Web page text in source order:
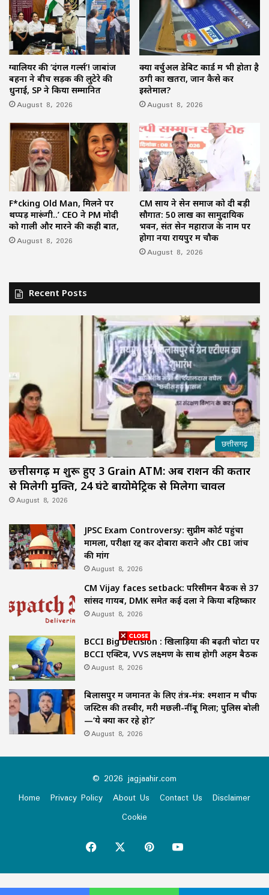
ग्वालियर की ‘दंगल गर्ल्स’! जाबांज
बहनों ने बीच सड़क की लुटेरे की
धुनाई, SP ने किया सम्मानित
August 8, 2026
क्या वर्चुअल डेबिट कार्ड में भी होता है
ठगी का खतरा, जानें कैसे करें
इस्तेमाल?
August 8, 2026
F*cking Old Man, मिलने पर
थप्पड़ मारूंगी..’ CEO ने PM मोदी
को गाली और मारने की कही बात,
August 8, 2026
CM साय ने सेन समाज को दी बड़ी
सौगात: 50 लाख का सामुदायिक
भवन, संत सेन महाराज के नाम पर
होगा नया रायपुर में चौक
August 8, 2026
Recent Posts
छत्तीसगढ़
छत्तीसगढ़ में शुरू हुए 3 Grain ATM: अब राशन की कतार
से मिलेगी मुक्ति, 24 घंटे बायोमेट्रिक से मिलेगा चावल
August 8, 2026
JPSC Exam Controversy: सुप्रीम कोर्ट पहुंचा
मामला, परीक्षा रद्द कर दोबारा कराने और CBI जांच
की मांग
August 8, 2026
CM Vijay faces setback: परिसीमन बैठक से 37
सांसद गायब, DMK समेत कई दलों ने किया बहिष्कार
August 8, 2026
BCCI Big Decision : खिलाड़ियों की बढ़ती चोटों पर
BCCI एक्टिव, VVS लक्ष्मण के साथ होगी अहम बैठक
August 8, 2026
बिलासपुर में जमानत के लिए तंत्र-मंत्र: श्मशान में चीफ
जस्टिस की तस्वीर, मरी मछली-नींबू मिला; पुलिस बोली
—‘ये क्या कर रहे हो?’
August 8, 2026
© 2026 jagjaahir.com
Home
Privacy Policy About Us Contact Us
Disclaimer
Cookie
Facebook PinterestYouTube